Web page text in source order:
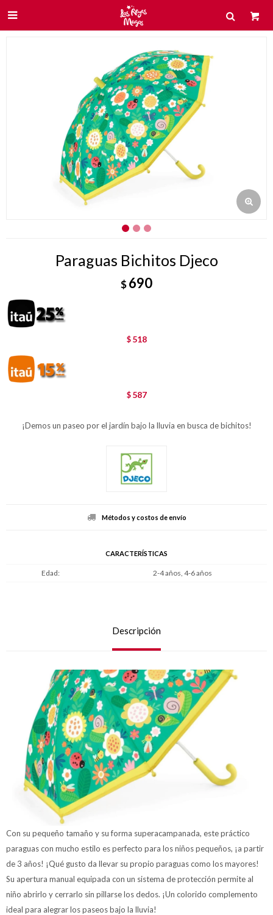

Paraguas Bichitos Djeco
$690
$ 518
$ 587
¡Demos un paseo por el jardín bajo la lluvia en busca de bichitos!
Métodos y costos de envío
CARACTERÍSTICAS
Edad 2-4 años, 4-6 años
Descripción
Con su pequeño tamaño y su forma superacampanada, este práctico
paraguas con mucho estilo es perfecto para los niños pequeños, ¡a partir
de 3 años! ¡Qué gusto da llevar su propio paraguas como los mayores!
Su apertura manual equipada con un sistema de protección permite al
niño abrirlo y cerrarlo sin pillarse los dedos. ¡Un colorido complemento
ideal para alegrar los paseos bajo la lluvia!